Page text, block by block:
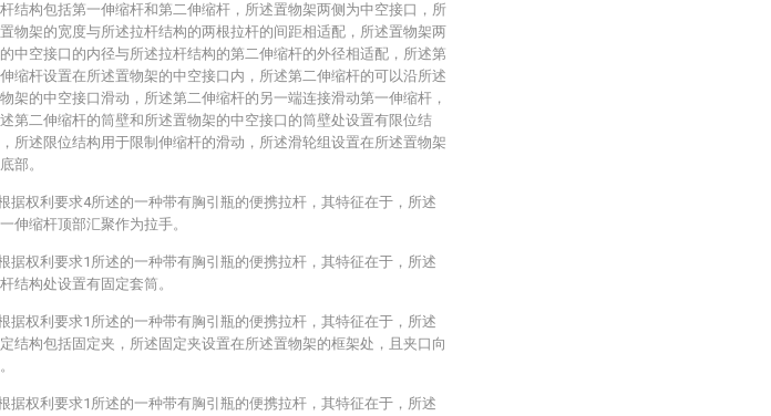
结构包括第一伸缩杆和第二伸缩杆，所述置物架两侧为中空接口，所
物架的宽度与所述拉杆结构的两根拉杆的间距相适配，所述置物架两
中空接口的内径与所述拉杆结构的第二伸缩杆的外径相适配，所述第
缩杆设置在所述置物架的中空接口内，所述第二伸缩杆的可以沿所述
架的中空接口滑动，所述第二伸缩杆的另一端连接滑动第一伸缩杆，
第二伸缩杆的筒壁和所述置物架的中空接口的筒壁处设置有限位结
所述限位结构用于限制伸缩杆的滑动，所述滑轮组设置在所述置物架
部。
据权利要求4所述的一种带有胸引瓶的便携拉杆，其特征在于，所述
伸缩杆顶部汇聚作为拉手。
据权利要求1所述的一种带有胸引瓶的便携拉杆，其特征在于，所述
结构处设置有固定套筒。
据权利要求1所述的一种带有胸引瓶的便携拉杆，其特征在于，所述
结构包括固定夹，所述固定夹设置在所述置物架的框架处，且夹口向
据权利要求1所述的一种带有胸引瓶的便携拉杆，其特征在于，所述